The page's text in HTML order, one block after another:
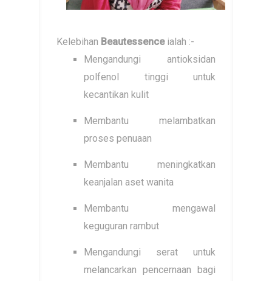
Kelebihan Beautessenceialah :-
Mengandungi antioksidan
polfenol tinggi untuk
kecantikan kulit
Membantu melambatkan
proses penuaan
Membantu meningkatkan
keanjalan aset wanita
Membantu mengawal
keguguran rambut
Mengandungi serat untuk
melancarkan pencernaan bagi